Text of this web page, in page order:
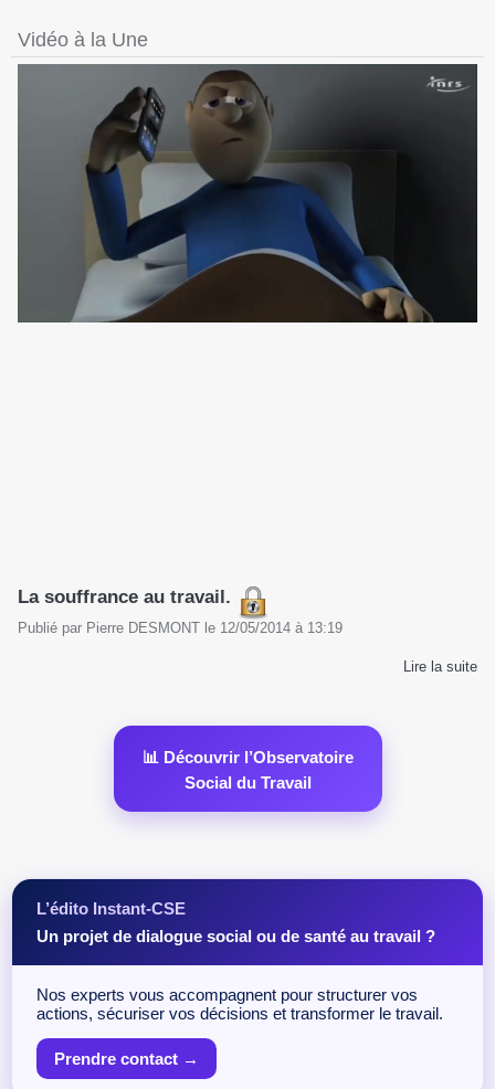
Vidéo à la Une
La souffrance au travail.
Publié par Pierre DESMONT le 12/05/2014 à 13:19
Lire la suite
📊 Découvrir l’Observatoire
Social du Travail
L’édito Instant-CSE
Un projet de dialogue social ou de santé au travail ?
Nos experts vous accompagnent pour structurer vos
actions, sécuriser vos décisions et transformer le travail.
Prendre contact →